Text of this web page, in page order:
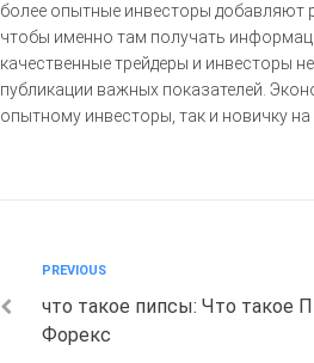
более опытные инвесторы добавляют
чтобы именно там получать
качественные трейдеры и инвесторы
публикации важных показателей.
опытному инвесторы, так и новичку на
Post
navigation
Previous
PREVIOUS
что такое пипсы: Что такое
Форекс